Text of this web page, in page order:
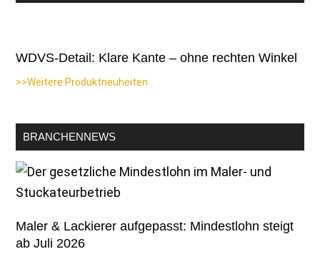
WDVS-Detail: Klare Kante – ohne rechten Winkel
>>Weitere Produktneuheiten
BRANCHENNEWS
Maler & Lackierer aufgepasst: Mindestlohn steigt
ab Juli 2026